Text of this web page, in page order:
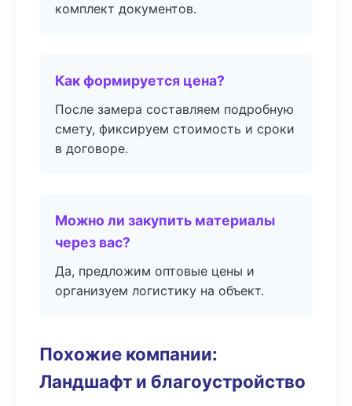
комплект документов.
Как формируется цена?
После замера составляем подробную
смету, фиксируем стоимость и сроки
в договоре.
Можно ли закупить материалы
через вас?
Да, предложим оптовые цены и
организуем логистику на объект.
Похожие компании:
Ландшафт и благоустройство